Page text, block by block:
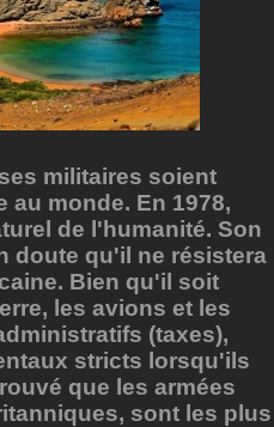
militaires soient
monde. En 1978,
de l'humanité. Son
doute qu'il ne résistera
Bien qu'il soit
les avions et les
(taxes),
stricts lorsqu'ils
que les armées
sont les plus